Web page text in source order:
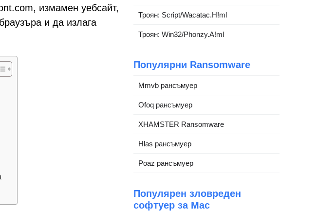
измамен уебсайт,
и да излага
Троян: Script/Wacatac.H!ml
Троян: Win32/Phonzy.A!ml
Популярни Ransomware
Mmvb рансъмуер
Ofoq рансъмуер
XHAMSTER Ransomware
Hlas рансъмуер
Poaz рансъмуер
Популярен зловреден
софтуер за Mac